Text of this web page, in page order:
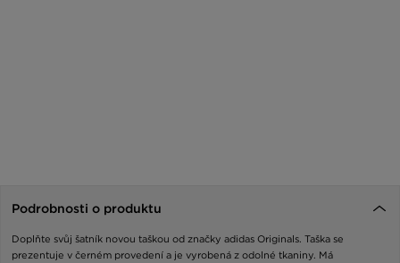
Podrobnosti o produktu
Doplňte svůj šatník novou taškou od značky adidas Originals. Taška se
prezentuje v černém provedení a je vyrobená z odolné tkaniny. Má